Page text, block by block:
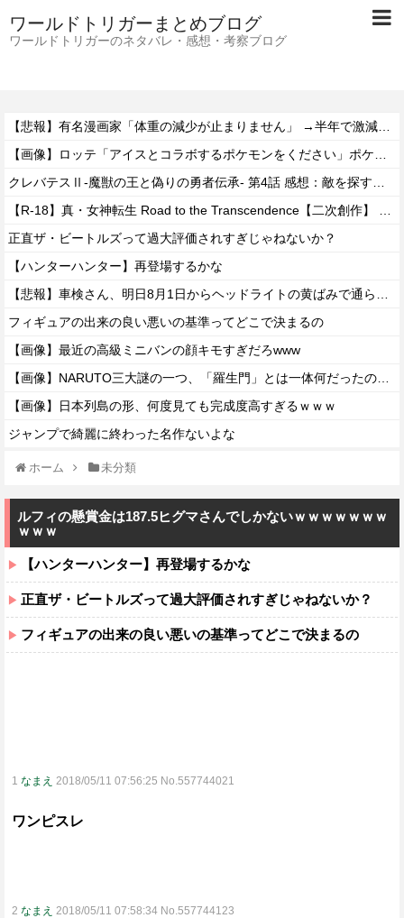
ワールドトリガーまとめブログ
ワールドトリガーのネタバレ・感想・考察ブログ
正直ザ・ビートルズって過大評価されすぎじゃねないか？
【ハンターハンター】再登場するかな
フィギュアの出来の良い悪いの基準ってどこで決まるの
【画像】最近の高級ミニバンの顔キモすぎだろwww
【画像】日本列島の形、何度見ても完成度高すぎるｗｗｗ
ジャンプで綺麗に終わった名作ないよな
ホーム 未分類
ルフィの懸賞金は187.5ヒグマさんでしかないｗｗｗｗｗｗｗ
ｗｗｗ
【ハンターハンター】再登場するかな
正直ザ・ビートルズって過大評価されすぎじゃねないか？
フィギュアの出来の良い悪いの基準ってどこで決まるの
1 なまえ 2018/05/11 07:56:25 No.557744021
ワンピスレ
2 なまえ 2018/05/11 07:58:34 No.557744123